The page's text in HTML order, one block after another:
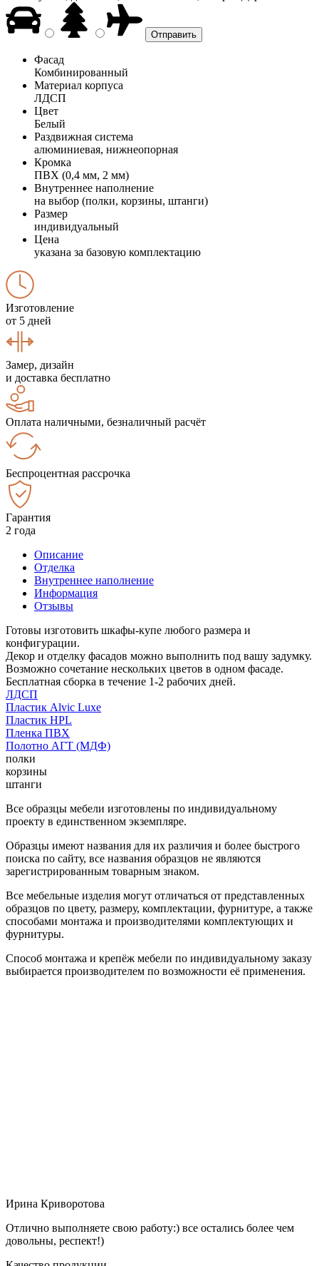
Фасад
Комбинированный
Материал корпуса
ЛДСП
Цвет
Белый
Раздвижная система
алюминиевая, нижнеопорная
Кромка
ПВХ (0,4 мм, 2 мм)
Внутреннее наполнение
на выбор (полки, корзины, штанги)
Размер
индивидуальный
Цена
указана за базовую комплектацию
Изготовление
от 5 дней
Замер, дизайн
и доставка бесплатно
Оплата наличными, безналичный расчёт
Беспроцентная рассрочка
Гарантия
2 года
Описание
Отделка
Внутреннее наполнение
Информация
Отзывы
Готовы изготовить шкафы-купе любого размера и
конфигурации.
Декор и отделку фасадов можно выполнить под вашу задумку.
Возможно сочетание нескольких цветов в одном фасаде.
Бесплатная сборка в течение 1-2 рабочих дней.
ЛДСП
Пластик Alvic Luxe
Пластик HPL
Пленка ПВХ
Полотно АГТ (МДФ)
полки
корзины
штанги
Все образцы мебели изготовлены по индивидуальному
проекту в единственном экземпляре.
Образцы имеют названия для их различия и более быстрого
поиска по сайту, все названия образцов не являются
зарегистрированным товарным знаком.
Все мебельные изделия могут отличаться от представленных
образцов по цвету, размеру, комплектации, фурнитуре, а также
способами монтажа и производителями комплектующих и
фурнитуры.
Способ монтажа и крепёж мебели по индивидуальному заказу
выбирается производителем по возможности её применения.
Ирина Криворотова
Отлично выполняете свою работу:) все остались более чем
довольны, респект!)